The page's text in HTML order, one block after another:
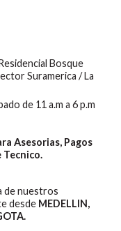
Bosque
Suramerica / La
de 11 a.m a 6 p.m
Asesorias, Pagos
Tecnico.
de nuestros
desde MEDELLIN,